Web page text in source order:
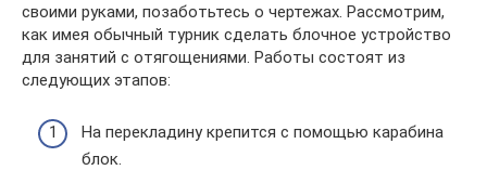
своими руками, позаботьтесь о чертежах. Рассмотрим,
как имея обычный турник сделать блочное устройство
для занятий с отягощениями. Работы состоят из
следующих этапов:
На перекладину крепится с помощью карабина
блок.